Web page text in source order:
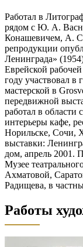
Работал в
рядом с Ю. А.
Конашевичем, А.
репродукции
Ленинграда»
Еврейской
году участвовал в
мастерской в
передвижной
работал в области
интерьеры кафе,
Норильске, Сочи,
выставки:
дом, апрель 2001.
Музее
Ахматовой,
Радищева, в
Работы